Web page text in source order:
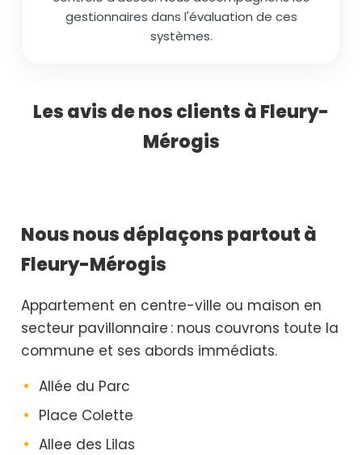
gestionnaires dans l'évaluation de ces
systèmes.
Les avis de nos clients à Fleury-
Mérogis
Nous nous déplaçons partout à
Fleury-Mérogis
Appartement en centre-ville ou maison en
secteur pavillonnaire : nous couvrons toute la
commune et ses abords immédiats.
Allée du Parc
Place Colette
Allee des Lilas